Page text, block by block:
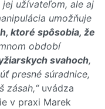
jej užívateľom, ale aj
umožňuje
ktoré spôsobia, že
období
svahoch,
presné súradnice,
zásah,“uvádza
v praxi Marek